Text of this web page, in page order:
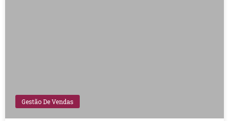
Gestão De Vendas